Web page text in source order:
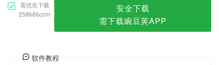
需优先下载
258686com
安全下载
需下载豌豆荚APP
软件教程